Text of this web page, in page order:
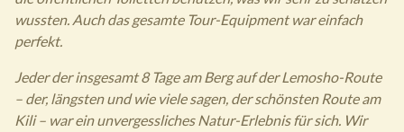
wussten. Auch das gesamte Tour-Equipment war einfach
perfekt.
Jeder der insgesamt 8 Tage am Berg auf der Lemosho-Route
– der, längsten und wie viele sagen, der schönsten Route am
Kili – war ein unvergessliches Natur-Erlebnis für sich. Wir